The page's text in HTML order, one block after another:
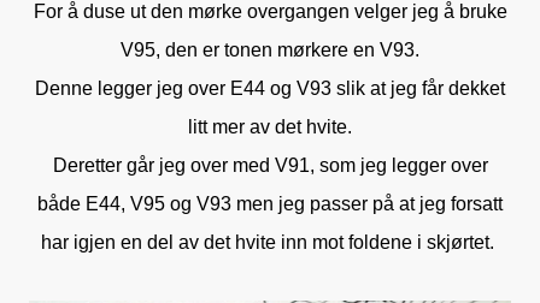
For å duse ut den mørke overgangen velger jeg å bruke
V95, den er tonen mørkere en V93.
Denne legger jeg over E44 og V93 slik at jeg får dekket
litt mer av det hvite.
Deretter går jeg over med V91, som jeg legger over
både E44, V95 og V93 men jeg passer på at jeg forsatt
har igjen en del av det hvite inn mot foldene i skjørtet.